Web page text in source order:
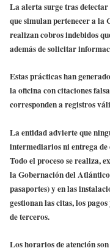
La alerta surge tras
que simulan pertenecer a la
realizan cobros indebidos
además de solicitar
Estas prácticas han
la oficina con citaciones
corresponden a registros
La entidad advierte que
intermediarios ni entrega de
Todo el proceso se realiza,
la Gobernación del
pasaportes) y en las
gestionan las citas, los
de terceros.
Los horarios de atención